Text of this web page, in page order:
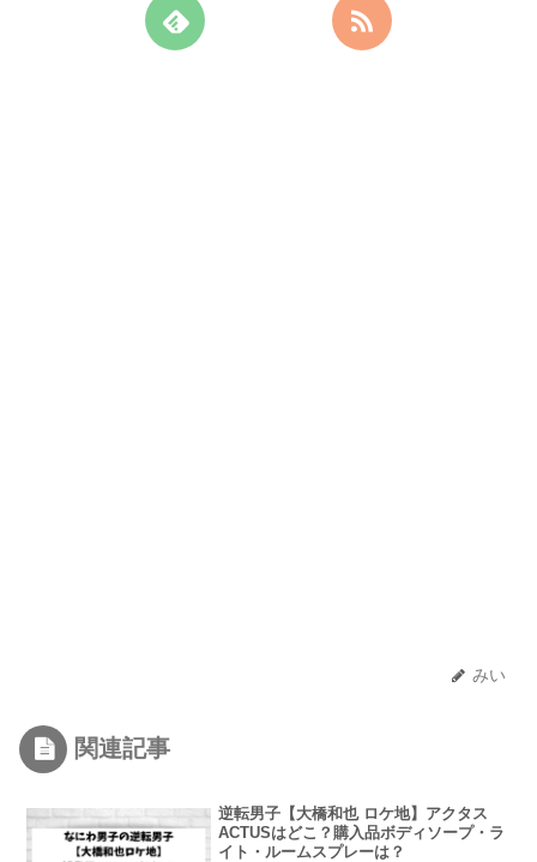
みい
関連記事
逆転男子【大橋和也 ロケ地】アクタス
ACTUSはどこ？購入品ボディソープ・ラ
イト・ルームスプレーは？